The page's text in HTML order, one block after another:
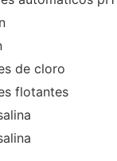
de cloro
flotantes